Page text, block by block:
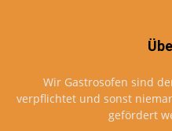
Wir Gastrosofen sind
verpflichtet und sonst
gefördert